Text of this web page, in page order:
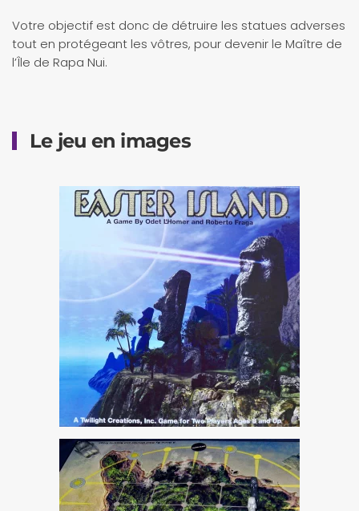
Votre objectif est donc de détruire les statues adverses
tout en protégeant les vôtres, pour devenir le Maître de
l’Île de Rapa Nui.
Le jeu en images